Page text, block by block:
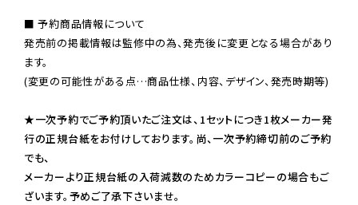
■ 予約商品情報について
発売前の掲載情報は監修中の為、発売後に変更となる場合があり
ます。
(変更の可能性がある点…商品仕様、内容、デザイン、発売時期等)
★一次予約でご予約頂いたご注文は、1セットにつき1枚メーカー発
行の正規台紙をお付けしております。尚、一次予約締切前のご予約
でも、
メーカーより正規台紙の入荷減数のためカラーコピーの場合もご
ざいます。予めご了承下さいませ。